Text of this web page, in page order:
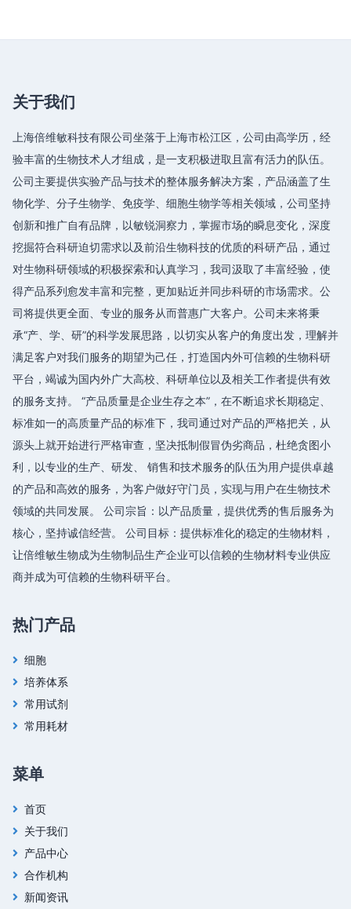
关于我们
上海倍维敏科技有限公司坐落于上海市松江区，公司由高学历，经
验丰富的生物技术人才组成，是一支积极进取且富有活力的队伍。
公司主要提供实验产品与技术的整体服务解决方案，产品涵盖了生
物化学、分子生物学、免疫学、细胞生物学等相关领域，公司坚持
创新和推广自有品牌，以敏锐洞察力，掌握市场的瞬息变化，深度
挖掘符合科研迫切需求以及前沿生物科技的优质的科研产品，通过
对生物科研领域的积极探索和认真学习，我司汲取了丰富经验，使
得产品系列愈发丰富和完整，更加贴近并同步科研的市场需求。公
司将提供更全面、专业的服务从而普惠广大客户。公司未来将秉
承“产、学、研”的科学发展思路，以切实从客户的角度出发，理解并
满足客户对我们服务的期望为己任，打造国内外可信赖的生物科研
平台，竭诚为国内外广大高校、科研单位以及相关工作者提供有效
的服务支持。 “产品质量是企业生存之本”，在不断追求长期稳定、
标准如一的高质量产品的标准下，我司通过对产品的严格把关，从
源头上就开始进行严格审查，坚决抵制假冒伪劣商品，杜绝贪图小
利，以专业的生产、研发、 销售和技术服务的队伍为用户提供卓越
的产品和高效的服务，为客户做好守门员，实现与用户在生物技术
领域的共同发展。 公司宗旨：以产品质量，提供优秀的售后服务为
核心，坚持诚信经营。 公司目标：提供标准化的稳定的生物材料，
让倍维敏生物成为生物制品生产企业可以信赖的生物材料专业供应
商并成为可信赖的生物科研平台。
热门产品
细胞
培养体系
常用试剂
常用耗材
菜单
首页
关于我们
产品中心
合作机构
新闻资讯